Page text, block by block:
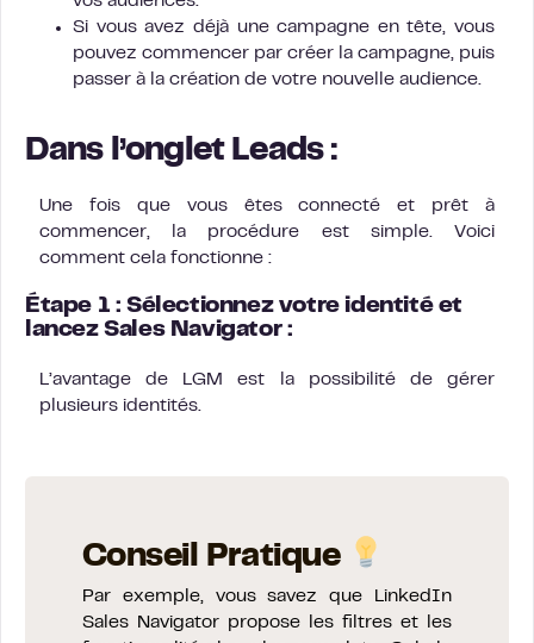
Si vous avez déjà une campagne en tête, vous
pouvez commencer par créer la campagne, puis
passer à la création de votre nouvelle audience.
Dans l’onglet Leads :
Une fois que vous êtes connecté et prêt à
commencer, la procédure est simple. Voici
comment cela fonctionne :
Étape 1 : Sélectionnez votre identité et
lancez Sales Navigator :
L’avantage de LGM est la possibilité de gérer
plusieurs identités.
Conseil Pratique
Par exemple, vous savez que LinkedIn
Sales Navigator propose les filtres et les